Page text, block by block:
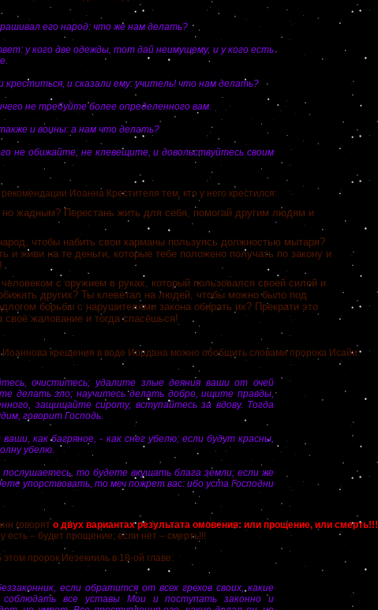
его народ: что же нам делать?
у кого две одежды, тот дай неимущему, и у кого есть
и сказали ему: учитель! что нам делать?
не требуйте более определенного вам.
и воины: а нам что делать?
не обижайте, не клевещите, и довольствуйтесь своим
Иоанна Крестителя тем, кто у него крестился:
жадным? Перестань жить для себя, помогай другим людям и
чтобы набить свои карманы пользуясь должностью мытаря?
и живи на те деньги, которые тебе положено получать по закону и
с оружием в руках, который пользовался своей силой и
других? Ты клеветал на людей, чтобы можно было под
борьбы с нарушителями закона обирать их? Прекрати это
своё жалование и тогда спасёшься!
крещения в воде Иордана можно обобщить словами пророка Исайи:
очиститесь; удалите злые деяния ваши от очей
делать зло; научитесь делать добро, ищите правды,
защищайте сироту, вступайтесь за вдову. Тогда
говорит Господь.
ваши, как багряное, - как снег убелю; если будут красны,
убелю.
то будете вкушать блага земли; если же
упорствовать, то меч пожрет вас: ибо уста Господни
говорят о двух вариантах результата омовения: или прощение, или смерть!!!
есть – будет прощение; если нет – смерть!!!
пророк Иезекииль в 18-ой главе:
если обратится от всех грехов своих, какие
все уставы Мои и поступать законно и